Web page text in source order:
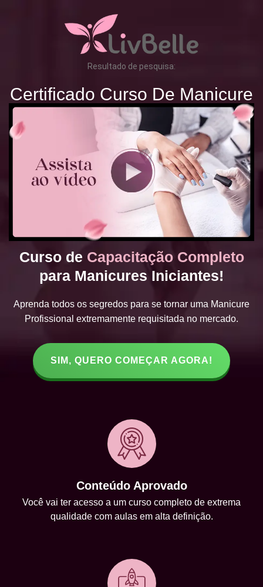
Resultado de pesquisa:
Certificado Curso De Manicure
Curso de Capacitação Completo
para Manicures Iniciantes!
Aprenda todos os segredos para se tornar uma Manicure
Profissional extremamente requisitada no mercado.
SIM, QUERO COMEÇAR AGORA!
Conteúdo Aprovado
Você vai ter acesso a um curso completo de extrema
qualidade com aulas em alta definição.